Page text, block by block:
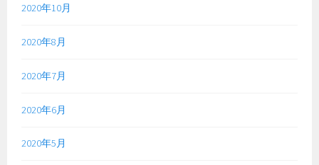
2020年10月
2020年8月
2020年7月
2020年6月
2020年5月